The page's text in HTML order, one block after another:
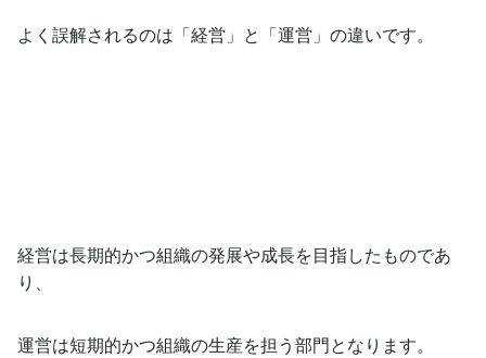
よく誤解されるのは「経営」と「運営」の違いです。
経営は長期的かつ組織の発展や成長を目指したものであ
り、
運営は短期的かつ組織の生産を担う部門となります。